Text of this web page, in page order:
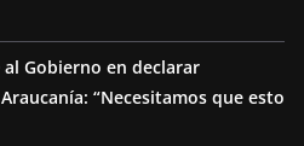
Gobierno en declarar
“Necesitamos que esto